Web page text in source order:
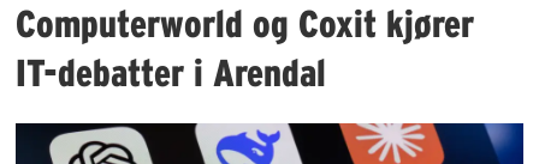
Computerworld og Coxit kjører
IT-debatter i Arendal